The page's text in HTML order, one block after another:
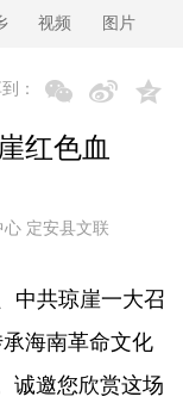
视频 图片
：
红色血
定安县文联
共琼崖一大召
海南革命文化
诚邀您欣赏这场